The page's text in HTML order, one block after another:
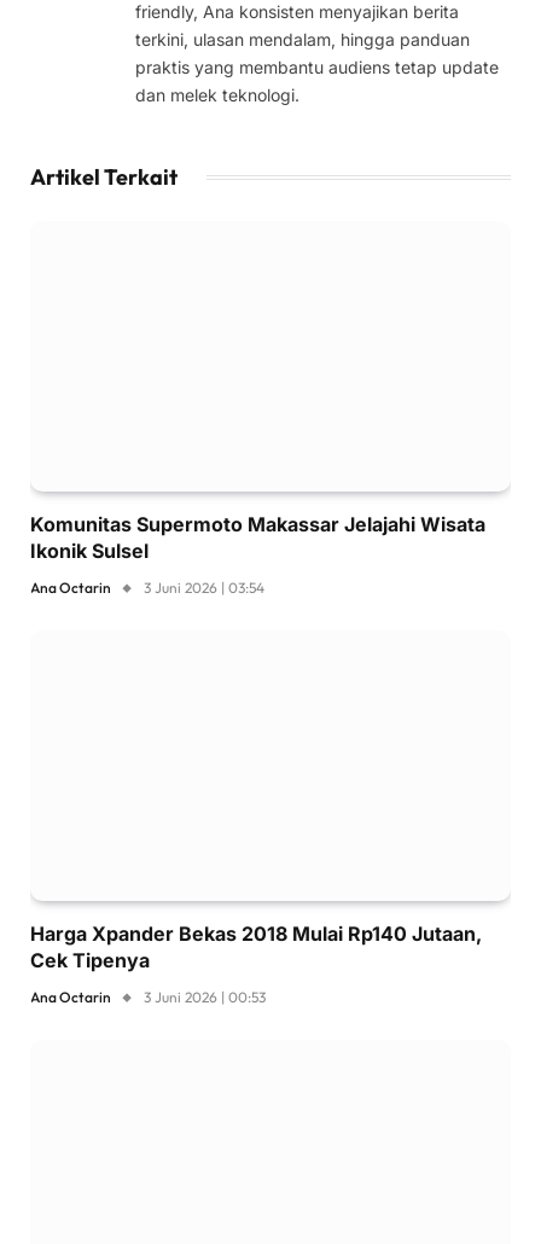
friendly, Ana konsisten menyajikan berita
terkini, ulasan mendalam, hingga panduan
praktis yang membantu audiens tetap update
dan melek teknologi.
Artikel Terkait
Komunitas Supermoto Makassar Jelajahi Wisata
Ikonik Sulsel
Ana Octarin 3 Juni 2026 | 03:54
Harga Xpander Bekas 2018 Mulai Rp140 Jutaan,
Cek Tipenya
Ana Octarin 3 Juni 2026 | 00:53